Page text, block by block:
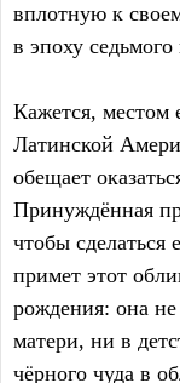
вплотную к
в эпоху
Кажется, местом
Латинской
обещает
Принуждённая
чтобы
примет этот
рождения: она
матери, ни в
чёрного чуда в